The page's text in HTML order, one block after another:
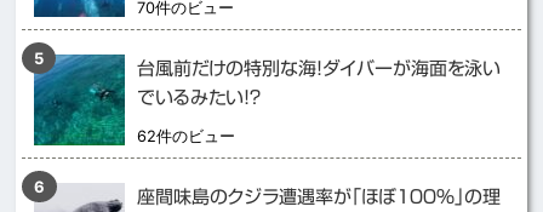
70件のビュー
台風前だけの特別な海！ダイバーが海面を泳い
でいるみたい！？
62件のビュー
座間味島のクジラ遭遇率が「ほぼ１００％」の理